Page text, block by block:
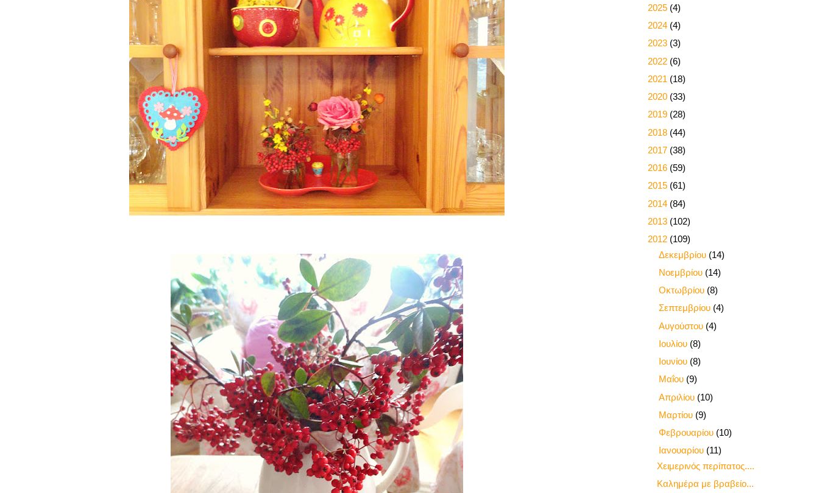
2025 (4)
2024 (4)
2023 (3)
2022 (6)
2021 (18)
2020 (33)
2019 (28)
2018 (44)
2017 (38)
2016 (59)
2015 (61)
2014 (84)
2013 (102)
2012 (109)
Δεκεμβρίου (14)
Νοεμβρίου (14)
Οκτωβρίου (8)
Σεπτεμβρίου (4)
Αυγούστου (4)
Ιουλίου (8)
Ιουνίου (8)
Μαΐου (9)
Απριλίου (10)
Μαρτίου (9)
Φεβρουαρίου (10)
Ιανουαρίου (11)
Χειμερινός περίπατος....
Καλημέρα με βραβείο...